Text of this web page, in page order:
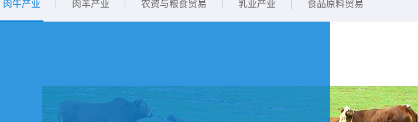
肉牛产业 肉羊产业 农资与粮食贸易 乳业产业 食品原料贸易